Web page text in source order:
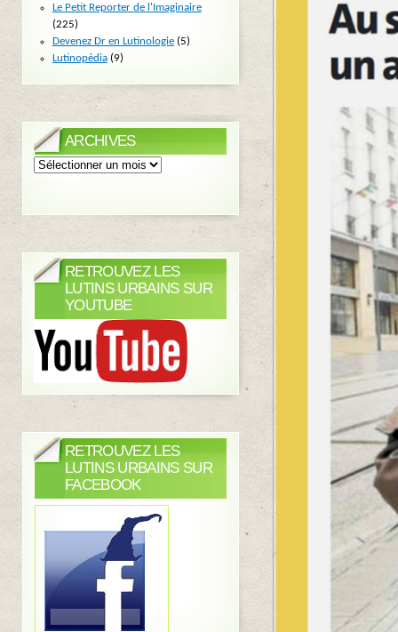
Le Petit Reporter de l'Imaginaire
(225)
Devenez Dr en Lutinologie(5)
Lutinopédia(9)
ARCHIVES
Archives
RETROUVEZ LES
LUTINS URBAINS SUR
YOUTUBE
RETROUVEZ LES
LUTINS URBAINS SUR
FACEBOOK